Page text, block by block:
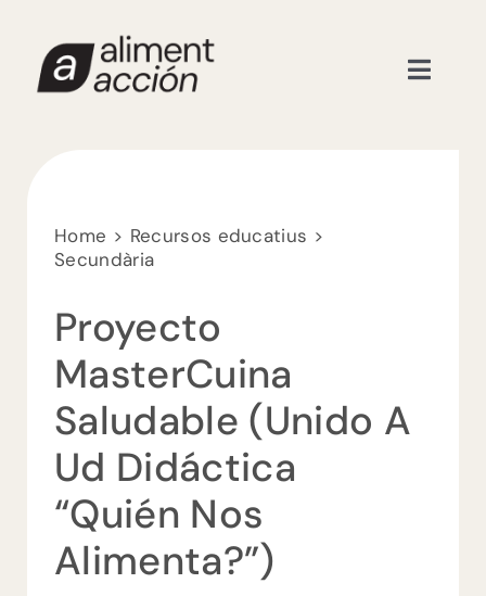
content
Toggle
Nosaltres
Actualitat
Contacte
Home
Recursos educatius
Secundària
Proyecto
MasterCuina
Saludable (unido A
Ud Didáctica
“Quién Nos
Alimenta?”)